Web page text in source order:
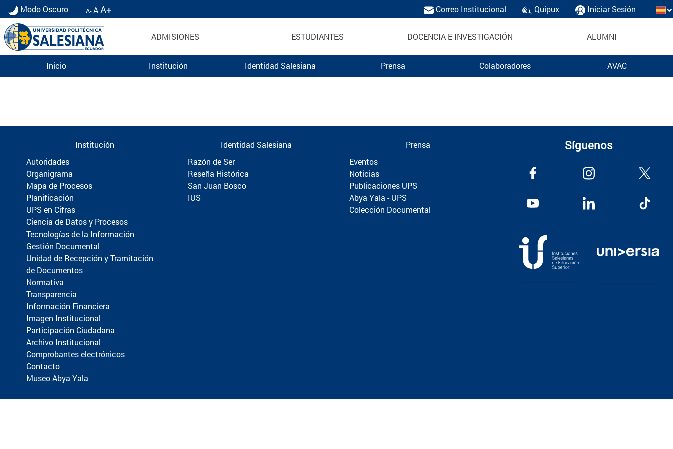
Modo Oscuro A-AA+ Correo Institucional Quipux Iniciar Sesión
ADMISIONES ESTUDIANTES DOCENCIA E INVESTIGACIÓN ALUMNI
Inicio Institución Identidad Salesiana Prensa Colaboradores AVAC
Información para Graduados UPS | Universidad Politécnica
Institución
Autoridades
Organigrama
Mapa de Procesos
Planificación
UPS en Cifras
Ciencia de Datos y Procesos
Tecnologías de la Información
Gestión Documental
Unidad de Recepción y Tramitación
de Documentos
Normativa
Transparencia
Información Financiera
Imagen Institucional
Participación Ciudadana
Archivo Institucional
Comprobantes electrónicos
Contacto
Museo Abya Yala
Identidad Salesiana
Razón de Ser
Reseña Histórica
San Juan Bosco
IUS
Prensa
Eventos
Noticias
Publicaciones UPS
Abya Yala - UPS
Colección Documental
Síguenos